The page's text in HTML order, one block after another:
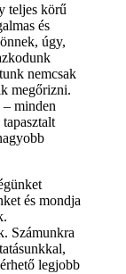
teljes körű
és
úgy,
nemcsak
megőrizni.
minden
és mondja
Számunkra
legjobb